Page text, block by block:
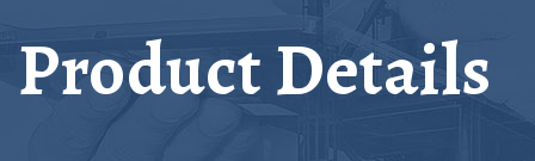
Product Details